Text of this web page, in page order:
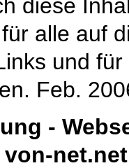
diese
alle auf
und
Feb.
-
von-net.net